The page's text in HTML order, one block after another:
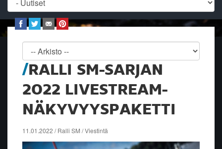
RALLI SM-SARJAN
2022 LIVESTREAM-
NÄKYVYYSPAKETTI
11.01.2022 / Ralli SM / Viestintä